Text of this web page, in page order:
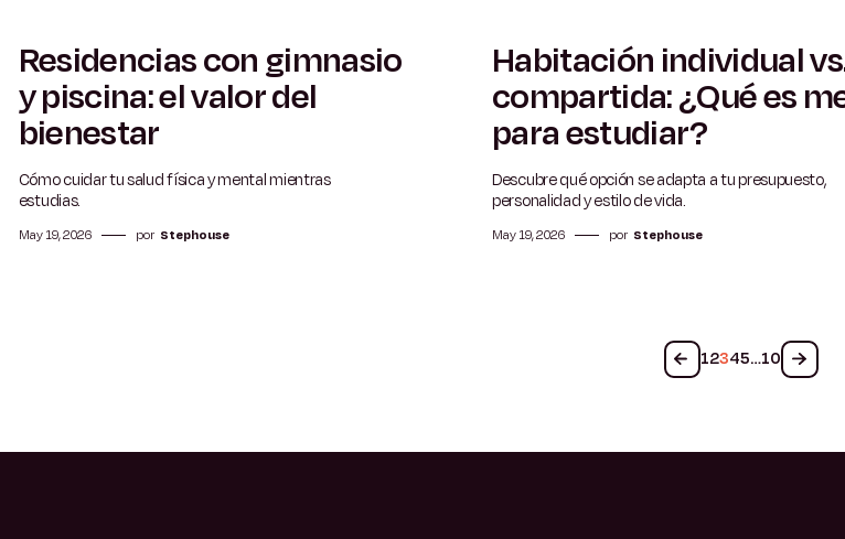
5 min
Residencias con gimnasio
y piscina: el valor del
bienestar
Cómo cuidar tu salud física y mental mientras
estudias.
May 19, 2026 por Stephouse
5 min
Habitación individual
compartida: ¿Qué es
para estudiar?
Descubre qué opción se adapta a tu presupuesto,
personalidad y estilo de vida.
May 19, 2026 por Stephouse
12345…10